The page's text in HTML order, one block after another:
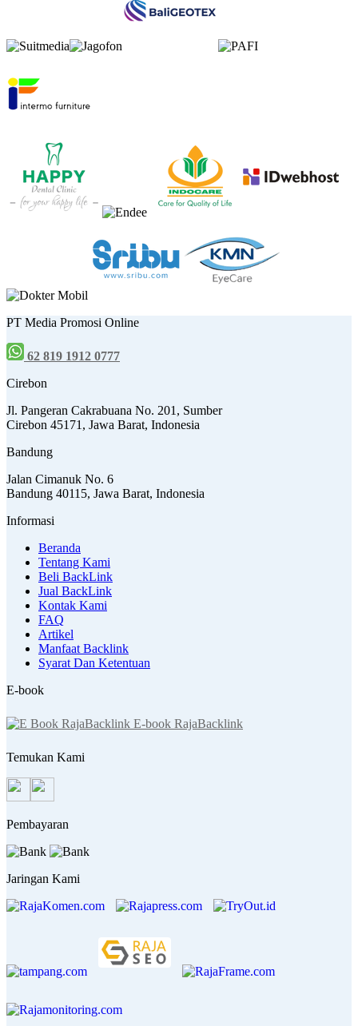
PT Media Promosi Online
62 819 1912 0777
Cirebon
Jl. Pangeran Cakrabuana No. 201, Sumber
Cirebon 45171, Jawa Barat, Indonesia
Bandung
Jalan Cimanuk No. 6
Bandung 40115, Jawa Barat, Indonesia
Informasi
Beranda
Tentang Kami
Beli BackLink
Jual BackLink
Kontak Kami
FAQ
Artikel
Manfaat Backlink
Syarat Dan Ketentuan
E-book
E-book RajaBacklink
Temukan Kami
Pembayaran
Jaringan Kami